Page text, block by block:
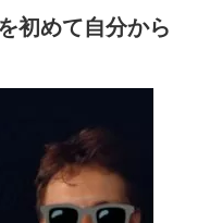
初めて自分から